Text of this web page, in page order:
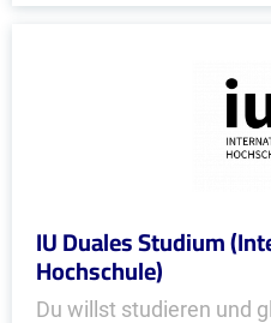
IU Duales Studium
Hochschule)
Du willst studieren und